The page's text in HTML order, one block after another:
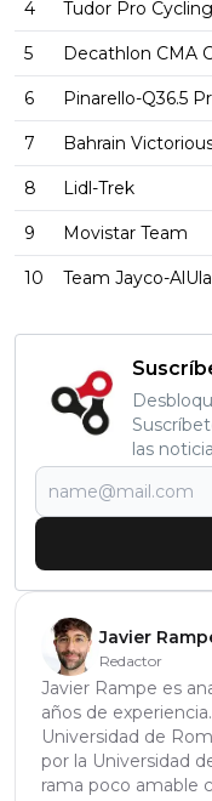
4 Tudor Pro
5 Decathlon CMA
6 Pinarello-Q36.5
7 Bahrain
8 Lidl-Trek
9 Movistar Team
10 Team Jayco-AlUla
las
Javier
Redactor
Javier Rampe es
años de
Universidad de
por la Universidad
rama poco amable